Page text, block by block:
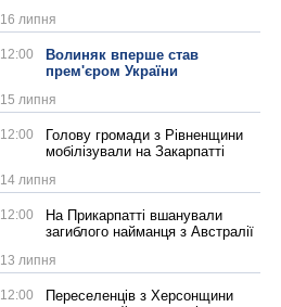
16 липня
12:00
Волиняк вперше став
прем'єром України
15 липня
12:00
Голову громади з Рівненщини
мобілізували на Закарпатті
14 липня
12:00
На Прикарпатті вшанували
загиблого найманця з Австралії
13 липня
12:00
Переселенців з Херсонщини